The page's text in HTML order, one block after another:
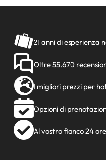
21 anni di esperienza
Oltre 55.670
I migliori prezzi per
Opzioni di
Al vostro fianco 24